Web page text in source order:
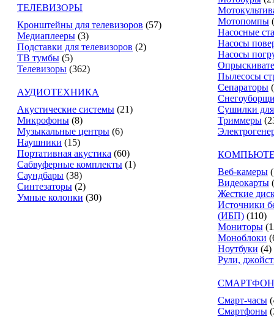
ТЕЛЕВИЗОРЫ
Кронштейны для телевизоров (57)
Медиаплееры (3)
Подставки для телевизоров (2)
ТВ тумбы (5)
Телевизоры (362)
АУДИОТЕХНИКА
Акустические системы (21)
Микрофоны (8)
Музыкальные центры (6)
Наушники (15)
Портативная акустика (60)
Сабвуферные комплекты (1)
Саундбары (38)
Синтезаторы (2)
Умные колонки (30)
Мотопомпы
Насосные
Насосы
Насосы
Пылесосы
Сепараторы
Сушилки
Триммеры
Веб-камеры
Видеокарты
Жесткие
Источники
(ИБП) (110)
Мониторы
Моноблоки
Ноутбуки (4)
Рули,
Смарт-часы
Смартфоны